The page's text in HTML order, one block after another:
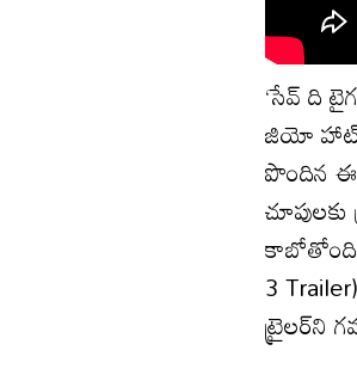
‘సేవ్ ది
జియో హాట్
పొందిన ఈ
కాబోతోంది.
3
ట్రైలర్‌ని